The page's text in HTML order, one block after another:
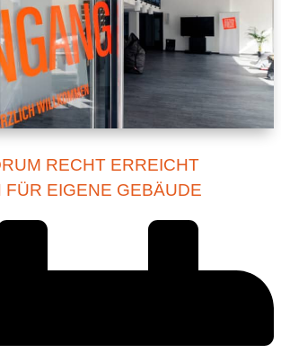
RECHT ERREICHT
FÜR EIGENE GEBÄUDE